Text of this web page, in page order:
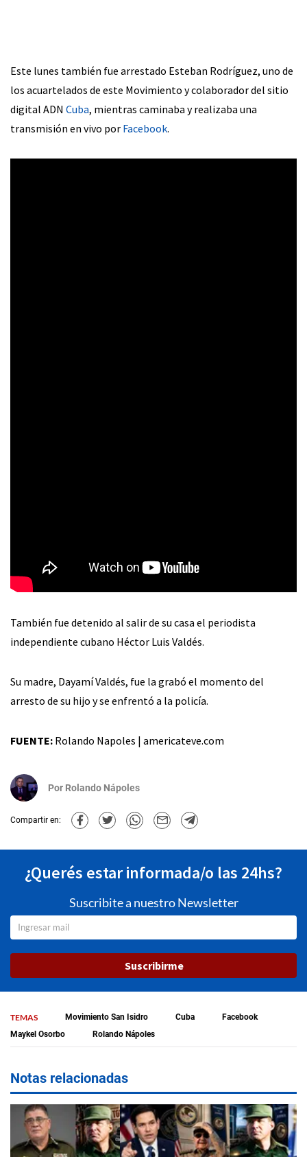
Este lunes también fue arrestado Esteban Rodríguez, uno de
los acuartelados de este Movimiento y colaborador del sitio
digital ADN Cuba, mientras caminaba y realizaba una
transmisión en vivo por Facebook.
También fue detenido al salir de su casa el periodista
independiente cubano Héctor Luis Valdés.
Su madre, Dayamí Valdés, fue la grabó el momento del
arresto de su hijo y se enfrentó a la policía.
FUENTE: Rolando Napoles | americateve.com
Por Rolando Nápoles
Compartir en:
¿Querés estar informada/o las 24hs?
Suscribite a nuestro Newsletter
Suscribirme
TEMAS Movimiento San Isidro Cuba
Facebook
Maykel Osorbo
Rolando Nápoles
Notas relacionadas